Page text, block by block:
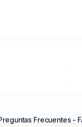
Frecuentes -